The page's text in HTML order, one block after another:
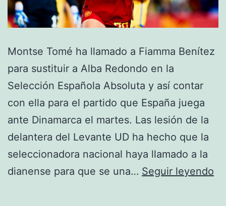
Montse Tomé ha llamado a Fiamma Benítez
para sustituir a Alba Redondo en la
Selección Española Absoluta y así contar
con ella para el partido que España juega
ante Dinamarca el martes. Las lesión de la
delantera del Levante UD ha hecho que la
seleccionadora nacional haya llamado a la
dianense para que se una… Seguir leyendo